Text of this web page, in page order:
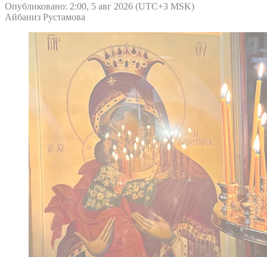
Опубликовано: 2:00, 5 авг 2026 (UTC+3 MSK)
Айбаниз Рустамова